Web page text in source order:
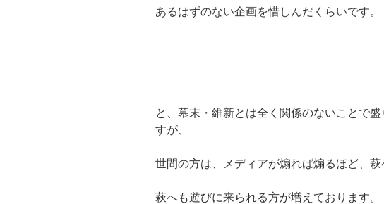
あるはずのない企画を惜しんだくらいです。
と、幕末・維新とは全く関係のないことで
すが、
世間の方は、メディアが煽れば煽るほど、萩
萩へも遊びに来られる方が増えております。